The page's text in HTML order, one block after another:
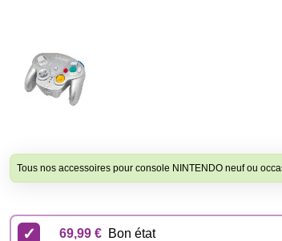
Tous nos accessoires pour console NINTENDO neuf ou
69,99 € Bon état